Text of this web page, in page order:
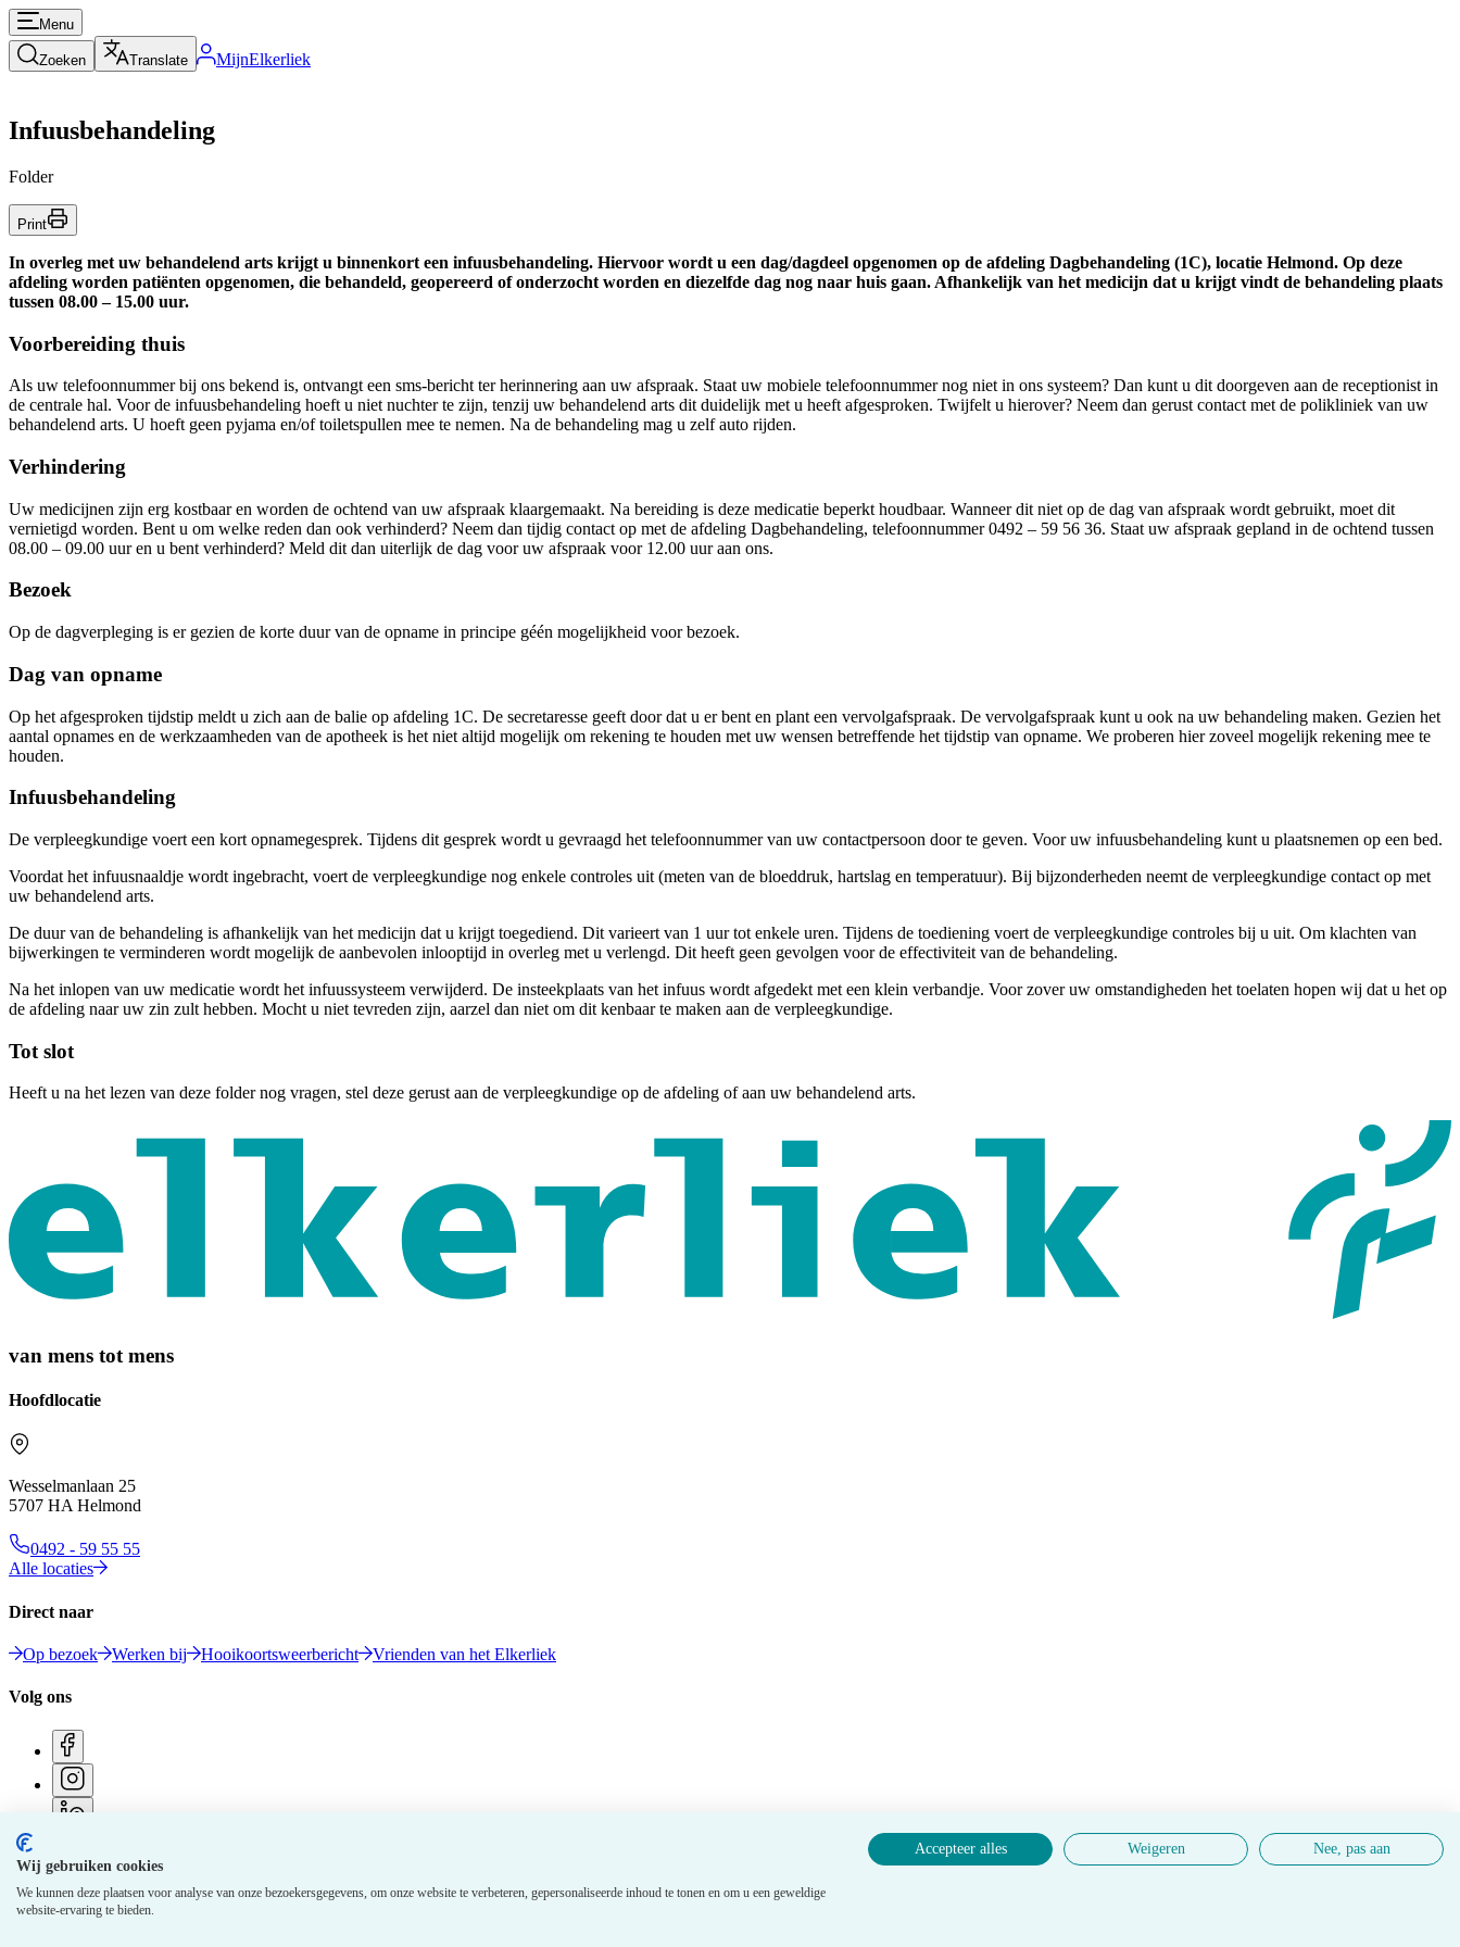
Wij gebruiken cookies
We kunnen deze plaatsen voor analyse van onze bezoekersgegevens, om onze website te verbeteren, gepersonaliseerde inhoud te tonen en om u een geweldige
website-ervaring te bieden.
Accepteer alles Weigeren Nee, pas aan
Menu
Zoeken Translate MijnElkerliek
Infuusbehandeling
Folder
Print
In overleg met uw behandelend arts krijgt u binnenkort een infuusbehandeling. Hiervoor wordt u een dag/dagdeel opgenomen op de afdeling Dagbehandeling (1C), locatie Helmond. Op deze
afdeling worden patiënten opgenomen, die behandeld, geopereerd of onderzocht worden en diezelfde dag nog naar huis gaan. Afhankelijk van het medicijn dat u krijgt vindt de behandeling plaats
tussen 08.00 – 15.00 uur.
Voorbereiding thuis
Als uw telefoonnummer bij ons bekend is, ontvangt een sms-bericht ter herinnering aan uw afspraak. Staat uw mobiele telefoonnummer nog niet in ons systeem? Dan kunt u dit doorgeven aan de receptionist in
de centrale hal. Voor de infuusbehandeling hoeft u niet nuchter te zijn, tenzij uw behandelend arts dit duidelijk met u heeft afgesproken. Twijfelt u hierover? Neem dan gerust contact met de polikliniek van uw
behandelend arts. U hoeft geen pyjama en/of toiletspullen mee te nemen. Na de behandeling mag u zelf auto rijden.
Verhindering
Uw medicijnen zijn erg kostbaar en worden de ochtend van uw afspraak klaargemaakt. Na bereiding is deze medicatie beperkt houdbaar. Wanneer dit niet op de dag van afspraak wordt gebruikt, moet dit
vernietigd worden. Bent u om welke reden dan ook verhinderd? Neem dan tijdig contact op met de afdeling Dagbehandeling, telefoonnummer 0492 – 59 56 36. Staat uw afspraak gepland in de ochtend tussen
08.00 – 09.00 uur en u bent verhinderd? Meld dit dan uiterlijk de dag voor uw afspraak voor 12.00 uur aan ons.
Bezoek
Op de dagverpleging is er gezien de korte duur van de opname in principe géén mogelijkheid voor bezoek.
Dag van opname
Op het afgesproken tijdstip meldt u zich aan de balie op afdeling 1C. De secretaresse geeft door dat u er bent en plant een vervolgafspraak. De vervolgafspraak kunt u ook na uw behandeling maken. Gezien het
aantal opnames en de werkzaamheden van de apotheek is het niet altijd mogelijk om rekening te houden met uw wensen betreffende het tijdstip van opname. We proberen hier zoveel mogelijk rekening mee te
houden.
Infuusbehandeling
De verpleegkundige voert een kort opnamegesprek. Tijdens dit gesprek wordt u gevraagd het telefoonnummer van uw contactpersoon door te geven. Voor uw infuusbehandeling kunt u plaatsnemen op een bed.
Voordat het infuusnaaldje wordt ingebracht, voert de verpleegkundige nog enkele controles uit (meten van de bloeddruk, hartslag en temperatuur). Bij bijzonderheden neemt de verpleegkundige contact op met
uw behandelend arts.
De duur van de behandeling is afhankelijk van het medicijn dat u krijgt toegediend. Dit varieert van 1 uur tot enkele uren. Tijdens de toediening voert de verpleegkundige controles bij u uit. Om klachten van
bijwerkingen te verminderen wordt mogelijk de aanbevolen inlooptijd in overleg met u verlengd. Dit heeft geen gevolgen voor de effectiviteit van de behandeling.
Na het inlopen van uw medicatie wordt het infuussysteem verwijderd. De insteekplaats van het infuus wordt afgedekt met een klein verbandje. Voor zover uw omstandigheden het toelaten hopen wij dat u het op
de afdeling naar uw zin zult hebben. Mocht u niet tevreden zijn, aarzel dan niet om dit kenbaar te maken aan de verpleegkundige.
Tot slot
Heeft u na het lezen van deze folder nog vragen, stel deze gerust aan de verpleegkundige op de afdeling of aan uw behandelend arts.
van mens tot mens
Hoofdlocatie
Wesselmanlaan 25
5707 HA Helmond
0492 - 59 55 55
Alle locaties
Direct naar
Op bezoek Werken bij Hooikoortsweerbericht Vrienden van het Elkerliek
Volg ons
© 2026 Elkerliek - Alle rechten voorbehouden